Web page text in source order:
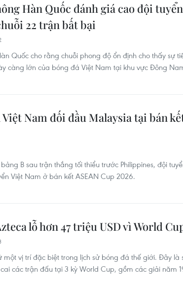
Hàn Quốc đánh giá cao đội
22 trận bất bại
Quốc cho rằng chuỗi phong độ ổn định cho thấy sự
càng lớn của bóng đá Việt Nam tại khu vực Đông
Nam đối đầu Malaysia tại bán
B sau trận thắng tối thiểu trước Philippines, đội
Việt Nam ở bán kết ASEAN Cup 2026.
lỗ hơn 47 triệu USD vì World
một vị trí đặc biệt trong lịch sử bóng đá thế giới. Đây là
các trận đấu tại 3 kỳ World Cup, gồm các giải năm